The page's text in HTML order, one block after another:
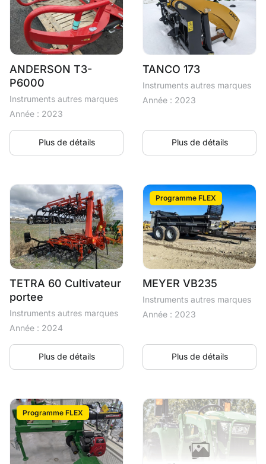
ANDERSON T3-
P6000
Instruments autres marques
Année : 2023
Plus de détails
TANCO 173
Instruments autres marques
Année : 2023
Plus de détails
TETRA 60 Cultivateur
portee
Instruments autres marques
Année : 2024
Plus de détails
Programme FLEX
MEYER VB235
Instruments autres marques
Année : 2023
Plus de détails
Programme FLEX